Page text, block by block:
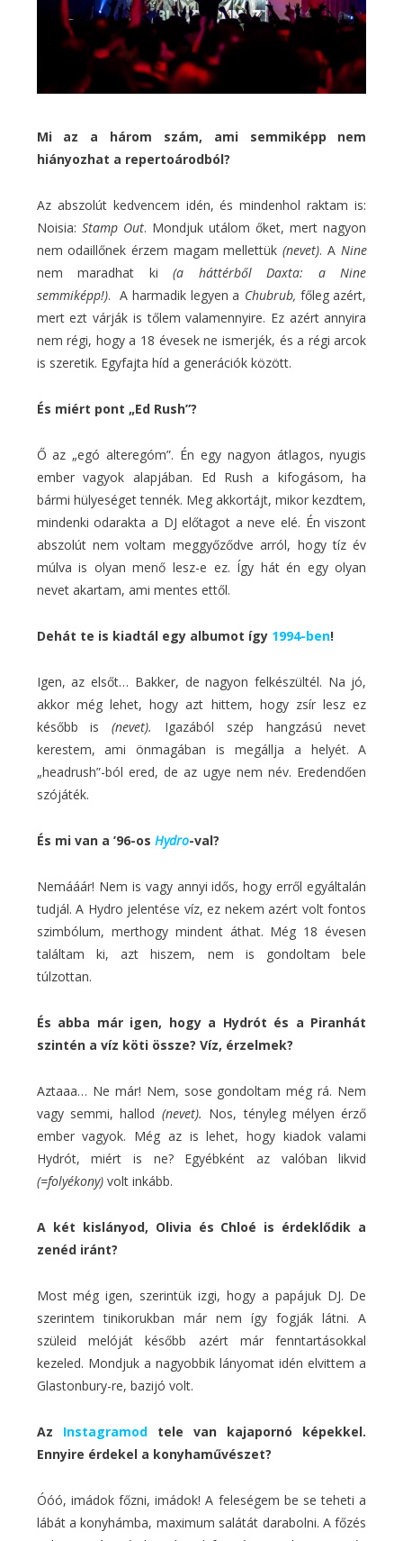
Mi az a három szám, ami semmiképp nem
hiányozhat a repertoárodból?
Az abszolút kedvencem idén, és mindenhol raktam is:
Noisia: Stamp Out. Mondjuk utálom őket, mert nagyon
nem odaillőnek érzem magam mellettük(nevet). A Nine
nem maradhat ki(a háttérből Daxta: a Nine
semmiképp!). A harmadik legyen a Chubrub, főleg azért,
mert ezt várják is tőlem valamennyire. Ez azért annyira
nem régi, hogy a 18 évesek ne ismerjék, és a régi arcok
is szeretik. Egyfajta híd a generációk között.
És miért pont „Ed Rush”?
Ő az „egó alteregóm”. Én egy nagyon átlagos, nyugis
ember vagyok alapjában. Ed Rush a kifogásom, ha
bármi hülyeséget tennék. Meg akkortájt, mikor kezdtem,
mindenki odarakta a DJ előtagot a neve elé. Én viszont
abszolút nem voltam meggyőződve arról, hogy tíz év
múlva is olyan menő lesz-e ez. Így hát én egy olyan
nevet akartam, ami mentes ettől.
Dehát te is kiadtál egy albumot így 1994-ben!
Igen, az elsőt… Bakker, de nagyon felkészültél. Na jó,
akkor még lehet, hogy azt hittem, hogy zsír lesz ez
később is(nevet).
Igazából szép hangzású nevet
kerestem, ami önmagában is megállja a helyét. A
„headrush”-ból ered, de az ugye nem név. Eredendően
szójáték.
És mi van a ’96-os Hydro-val?
Nemááár! Nem is vagy annyi idős, hogy erről egyáltalán
tudjál. A Hydro jelentése víz, ez nekem azért volt fontos
szimbólum, merthogy mindent áthat. Még 18 évesen
találtam ki, azt hiszem, nem is gondoltam bele
túlzottan.
És abba már igen, hogy a Hydrót és a Piranhát
szintén a víz köti össze? Víz, érzelmek?
Aztaaa… Ne már! Nem, sose gondoltam még rá. Nem
vagy semmi, hallod (nevet). Nos, tényleg mélyen érző
ember vagyok. Még az is lehet, hogy kiadok valami
Hydrót, miért is ne? Egyébként az valóban likvid
(=folyékony)volt inkább.
A két kislányod, Olivia és Chloé is érdeklődik a
zenéd iránt?
Most még igen, szerintük izgi, hogy a papájuk DJ. De
szerintem tinikorukban már nem így fogják látni. A
szüleid melóját később azért már fenntartásokkal
kezeled. Mondjuk a nagyobbik lányomat idén elvittem a
Glastonbury-re, bazijó volt.
Az Instagramodtele van kajapornó képekkel.
Ennyire érdekel a konyhaművészet?
Óóó, imádok főzni, imádok! A feleségem be se teheti a
lábát a konyhámba, maximum salátát darabolni. A főzés